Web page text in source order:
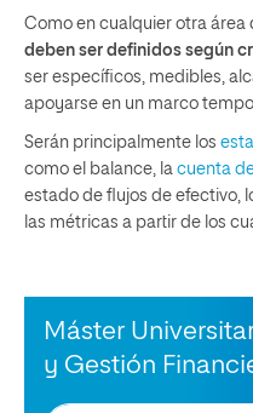
Como en cualquier otra área
deben ser definidos según
ser específicos, medibles,
apoyarse en un marco
Serán principalmente los
como el balance, la cuenta
estado de flujos de efectivo,
las métricas a partir de los
Máster
y Gestión